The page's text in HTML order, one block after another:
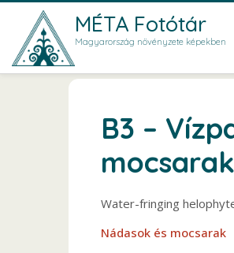
Ugrás a tartalomra
MÉTA Fotótár
Magyarország növényzete képekben
B3 –
mocsarak
Water-fringing
Nádasok és mocsarak